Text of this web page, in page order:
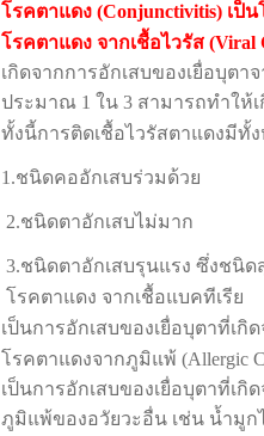
โรคตาแดง (Conjunctivitis) เป็
โรคตาแดง จากเชื้อไวรัส (Viral
เกิดจากการอักเสบของเยื่อบุตา
ประมาณ 1 ใน 3 สามารถทำให้
ทั้งนี้การติดเชื้อไวรัสตาแดงมีทั้
1.ชนิดคออักเสบร่วมด้วย
2.ชนิดตาอักเสบไม่มาก
3.ชนิดตาอักเสบรุนแรง ซึ่งชนิ
โรคตาแดง จากเชื้อแบคทีเรีย
เป็นการอักเสบของเยื่อบุตาที่เกิ
โรคตาแดงจากภูมิแพ้ (Allergic
เป็นการอักเสบของเยื่อบุตาที่เ
ภูมิแพ้ของอวัยวะอื่น เช่น น้ำมู